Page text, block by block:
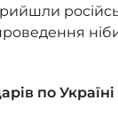
по Україні